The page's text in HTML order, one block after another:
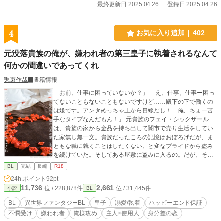
最終更新日 2025.04.26
登録日 2025.04.26
4 お気に入り追加 402
元没落貴族の俺が、嫌われ者の第三皇子に執着されるなんて
何かの間違いであってくれ
兎束作哉
書籍情報
「お前、仕事に困っていないか？」 「え、仕事。仕事ー困っ
てないこともないこともないですけど……殿下の下で働くの
は嫌です。アンタめっちゃ上から目線だし！ 俺、ちょー苦
手なタイプなんだもん！」 元貴族のフェイ・シックザール
は、貴族の家から金品を持ち出して闇市で売り生活をしてい
た家無し無一文。貴族だったころの記憶はおぼろげだが、ま
ともな職に就くことはしたくない、と変なプライドから盗み
を続けていた。そしてある屋敷に盗みに入るの。だが、そこ
で初めて盗みがバレ、容姿の整った謎の男につかまりかけた
ところ命からがらで逃げだす。 酷い目にあったフェイはその
後、帝都で身を隠しながら生活していた。しかしある日、盗
みに入った屋敷に住んでいるという嫌われ者の第三皇子、ア
ーベント・ヴォルガに見つかってしまう。あの夜あった男と
いうのは、皇族……しかも、一番ヤバいといわれている第三
皇子！ 皇族の屋敷に不法侵入した罪で殺される⁉ と思って
BL 完結 長編 R18
24h.ポイント 92pt
小説 11,736 位 / 228,878件 BL 2,661 位 / 31,445件
BL 異世界ファンタジーBL 皇子 溺愛/執着
ハッピーエンド保証
不憫受け
嫌われ者 俺様攻め 主人×使用人 身分差の恋